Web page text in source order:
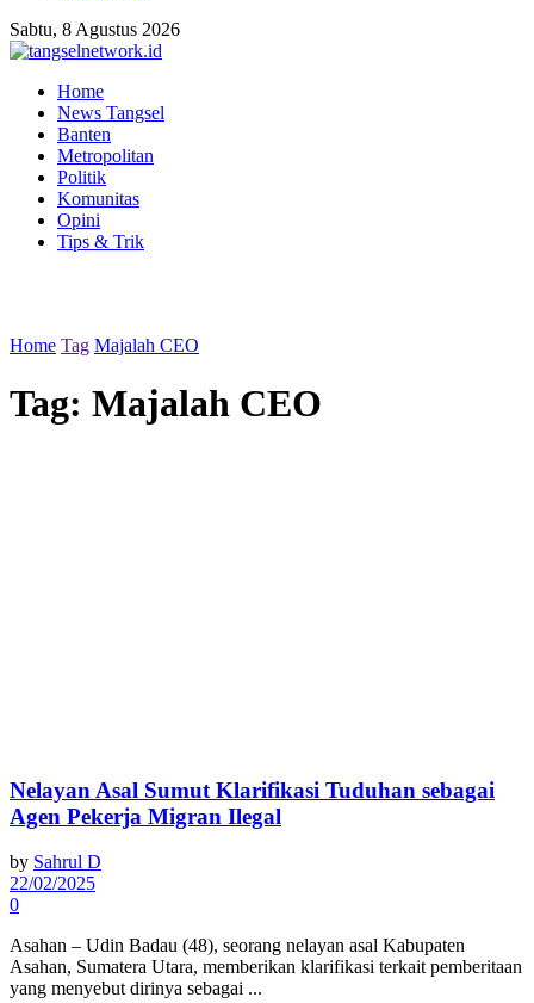
Sabtu, 8 Agustus 2026
Home
News Tangsel
Banten
Metropolitan
Politik
Komunitas
Opini
Tips & Trik
Home Tag Majalah CEO
Tag: Majalah CEO
Nelayan Asal Sumut Klarifikasi Tuduhan sebagai
Agen Pekerja Migran Ilegal
by Sahrul D
22/02/2025
0
Asahan – Udin Badau (48), seorang nelayan asal Kabupaten
Asahan, Sumatera Utara, memberikan klarifikasi terkait pemberitaan
yang menyebut dirinya sebagai ...